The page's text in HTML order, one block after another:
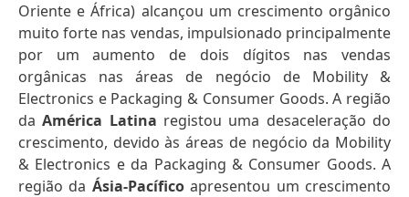
Oriente e África) alcançou um crescimento orgânico
muito forte nas vendas, impulsionado principalmente
por um aumento de dois dígitos nas vendas
orgânicas nas áreas de negócio de Mobility &
Electronics e Packaging & Consumer Goods. A região
daAmérica Latina registou uma desaceleração do
crescimento, devido às áreas de negócio da Mobility
& Electronics e da Packaging & Consumer Goods. A
região da Ásia-Pacíficoapresentou um crescimento